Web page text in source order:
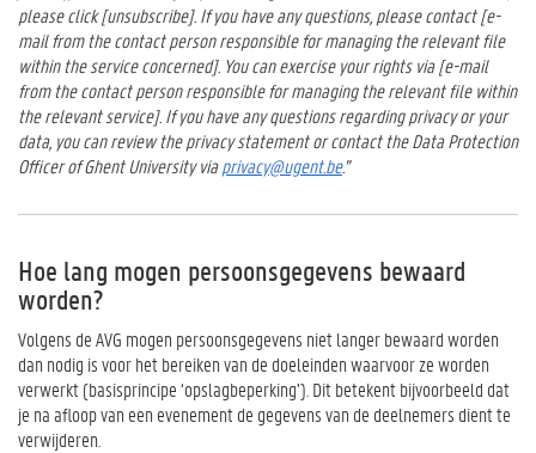
please click [unsubscribe]. If you have any questions, please contact [e-
mail from the contact person responsible for managing the relevant file
within the service concerned]. You can exercise your rights via [e-mail
from the contact person responsible for managing the relevant file within
the relevant service]. If you have any questions regarding privacy or your
data, you can review the privacy statement or contact the Data Protection
Officer of Ghent University viaprivacy@ugent.be.”
Hoe lang mogen persoonsgegevens bewaard
worden?
Volgens de AVG mogen persoonsgegevens niet langer bewaard worden
dan nodig is voor het bereiken van de doeleinden waarvoor ze worden
verwerkt (basisprincipe ‘opslagbeperking’). Dit betekent bijvoorbeeld dat
je na afloop van een evenement de gegevens van de deelnemers dient te
verwijderen.